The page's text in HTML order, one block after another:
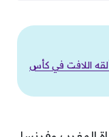
اللافت في كأس